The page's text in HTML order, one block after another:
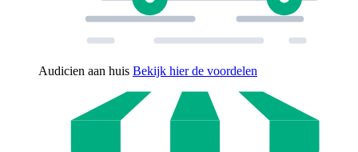
Audicien aan huis Bekijk hier de voordelen